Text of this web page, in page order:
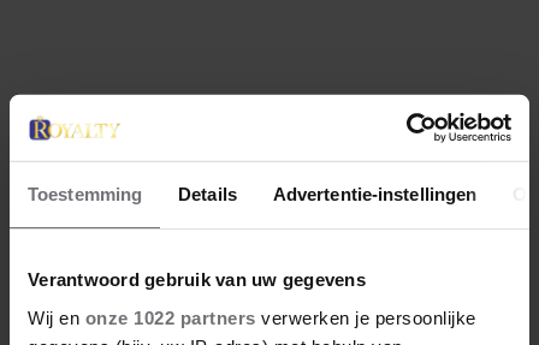
Toestemming Details Advertentie-instellingen
Verantwoord gebruik van uw gegevens
Wij en onze 1022 partners verwerken je persoonlijke